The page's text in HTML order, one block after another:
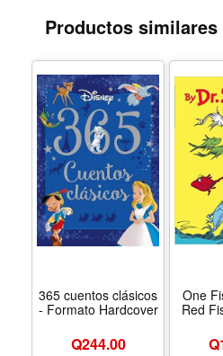
every bookshelf and a time-
showers and other special
Productos similares
365 cuentos clásicos
- Formato Hardcover
Q244.00
One
Red
Q